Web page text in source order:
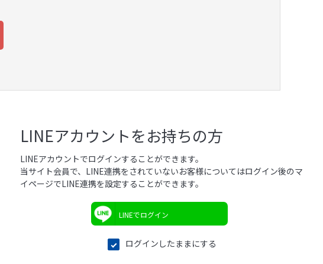
LINEアカウントをお持ちの方
LINEアカウントでログインすることができます。
当サイト会員で、LINE連携をされていないお客様についてはログイン後のマ
イページでLINE連携を設定することができます。
LINEでログイン
ログインしたままにする